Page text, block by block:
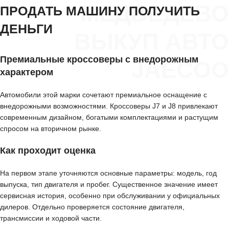
МЕДВЕДЕВО
JAECOO
ПРОДАТЬ МАШИНУ ПОЛУЧИТЬ
ДЕНЬГИ
Премиальные кроссоверы с внедорожным
характером
Автомобили этой марки сочетают премиальное оснащение с
внедорожными возможностями. Кроссоверы J7 и J8 привлекают
современным дизайном, богатыми комплектациями и растущим
спросом на вторичном рынке.
Как проходит оценка
На первом этапе уточняются основные параметры: модель, год
выпуска, тип двигателя и пробег. Существенное значение имеет
сервисная история, особенно при обслуживании у официальных
дилеров. Отдельно проверяется состояние двигателя,
трансмиссии и ходовой части.